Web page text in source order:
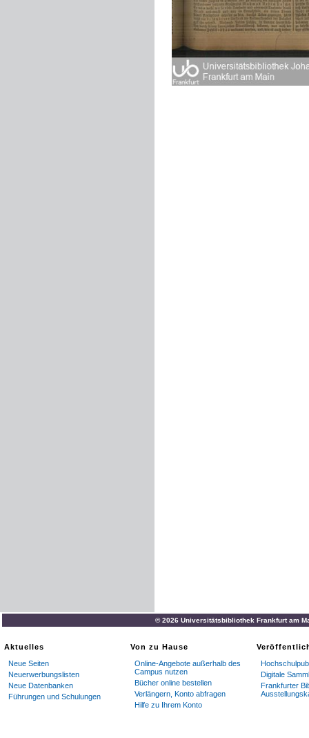
© 2026 Universitätsbibliothek Frankfurt am
Aktuelles
Neue Seiten
Neuerwerbungslisten
Neue Datenbanken
Führungen und Schulungen
Von zu Hause
Online-Angebote außerhalb des
Campus nutzen
Bücher online bestellen
Verlängern, Konto abfragen
Hilfe zu Ihrem Konto
Digitale
Frankfurter